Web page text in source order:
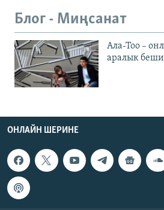
Блог - Миңсанат
Ала-Тоо –
аралык
ОНЛАЙН ШЕРИНЕ